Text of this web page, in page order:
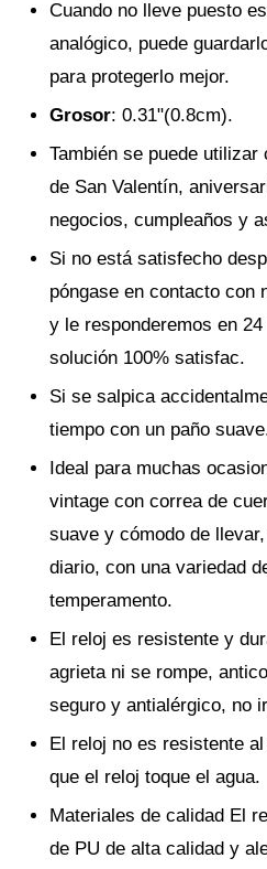
Cuando no lleve puesto
analógico, puede
para protegerlo mejor.
Grosor: 0.31"(0.8cm).
También se puede
de San Valentín,
negocios, cumpleaños y
Si no está satisfecho
póngase en contacto con
y le responderemos en
solución 100% satisfac.
Si se salpica
tiempo con un paño
Ideal para muchas
vintage con correa de
suave y cómodo de
diario, con una variedad
temperamento.
El reloj es resistente y
agrieta ni se rompe,
seguro y antialérgico, no
El reloj no es resistente
que el reloj toque el agua.
Materiales de calidad El
de PU de alta calidad y